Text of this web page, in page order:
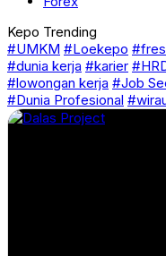
Kepo Trending
#UMKM #Loekepo
#dunia kerja #karier
#lowongan kerja #Job
#Dunia Profesional